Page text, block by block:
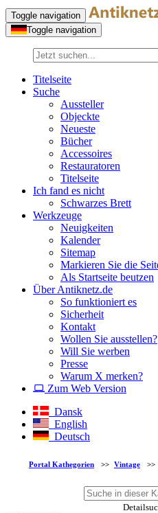
Toggle navigation
Toggle navigation
Titelseite
Suche
Aussteller
Objeckte
Neueste
Bücher
Accessoires
Restauratoren
Titelseite
Ich fand es nicht
Schwarzes Brett
Werkzeuge
Neuigkeiten
Kalender
Sitemap
Markieren Sie die
Als Startseite beutzen
Über Antiknetz.de
So funktioniert es
Sicherheit
Kontakt
Wollen Sie ausstellen?
Will Sie werben
Presse
Warum X merken?
Zum Web Version
Dansk
English
Deutsch
Portal Kathegorien >> Vintage >>